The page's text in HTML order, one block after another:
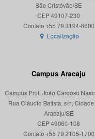
São Cristóvão/SE
CEP 49107-230
Localização
Campus Aracaju
Campus Prof. João Cardoso
Rua Cláudio Batista, s/n,
Aracaju/SE
CEP 49060-108